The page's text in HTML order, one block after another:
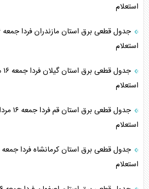
استعلام
استعلام
استعلام
استعلام
استعلام